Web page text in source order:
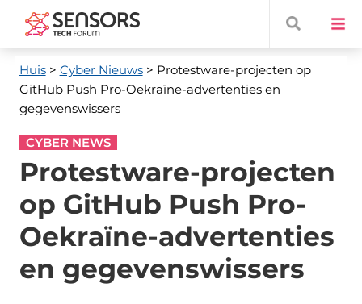
Huis> Cyber ​​Nieuws> Protestware-projecten op
GitHub Push Pro-Oekraïne-advertenties en
gegevenswissers
CYBER NEWS
Protestware-projecten
op GitHub Push Pro-
Oekraïne-advertenties
en gegevenswissers